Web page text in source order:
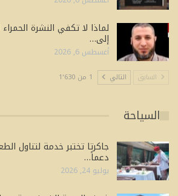
لماذا لا تكفي النشرة
إلى…
أغسطس 6, 2026
السابق التالي 1 من 1٬630
السياحة
جاكرتا تختبر خدمة لتناول
دعماً…
يوليو 24, 2026